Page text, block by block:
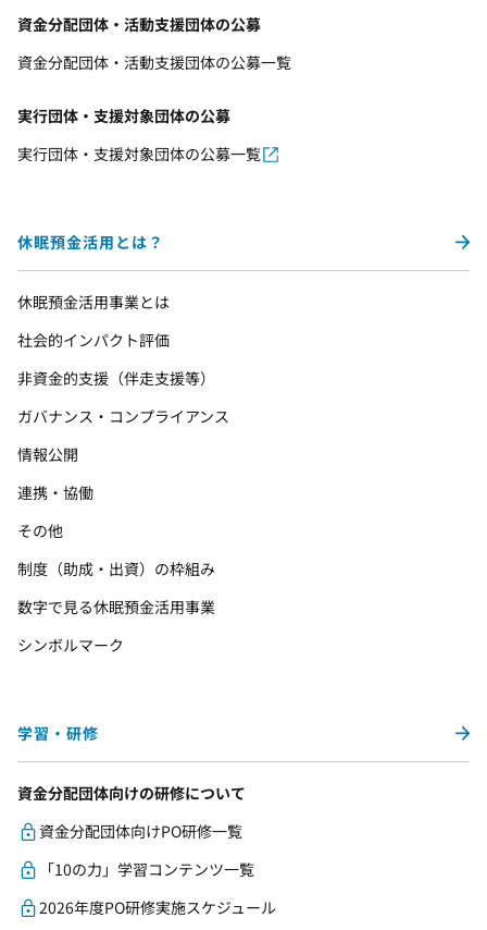
資金分配団体・活動支援団体の公募
資金分配団体・活動支援団体の公募一覧
実行団体・支援対象団体の公募
実行団体・支援対象団体の公募一覧
休眠預金活用とは？
休眠預金活用事業とは
社会的インパクト評価
非資金的支援（伴走支援等）
ガバナンス・コンプライアンス
情報公開
連携・協働
その他
制度（助成・出資）の枠組み
数字で見る休眠預金活用事業
シンボルマーク
学習・研修
資金分配団体向けの研修について
資金分配団体向けPO研修一覧
「10の力」学習コンテンツ一覧
2026年度PO研修実施スケジュール